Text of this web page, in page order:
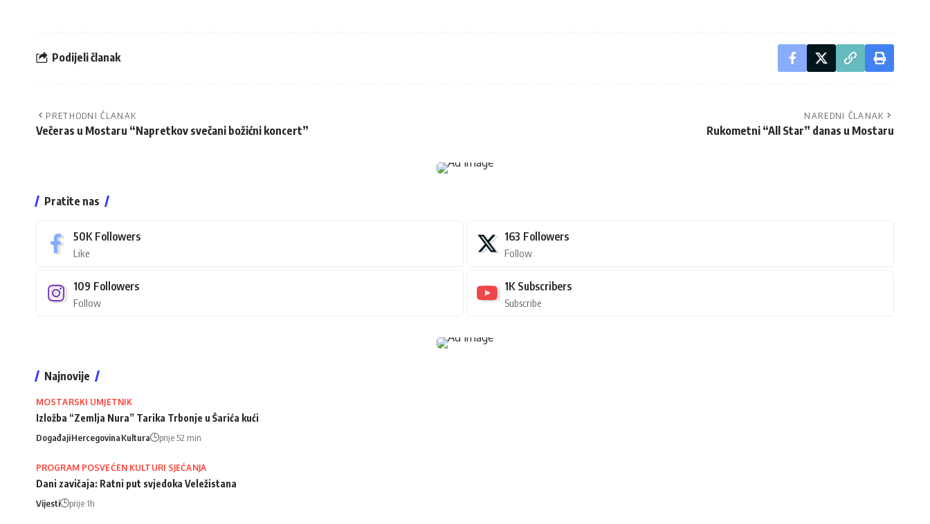
Podijeli članak
PRETHODNI ČLANAK
Večeras u Mostaru “Napretkov svečani božićni koncert”
NAREDNI ČLANAK
Rukometni “All Star” danas u Mostaru
Pratite nas
50K Followers
Like
163 Followers
Follow
109 Followers
Follow
1K Subscribers
Subscribe
Najnovije
MOSTARSKI UMJETNIK
Izložba “Zemlja Nura” Tarika Trbonje u Šarića kući
DogađajiHercegovinaKultura prije 52 min
PROGRAM POSVEĆEN KULTURI SJEĆANJA
Dani zavičaja: Ratni put svjedoka Veležistana
Vijesti prije 1h